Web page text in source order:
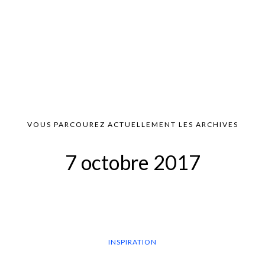
VOUS PARCOUREZ ACTUELLEMENT LES ARCHIVES
7 octobre 2017
INSPIRATION